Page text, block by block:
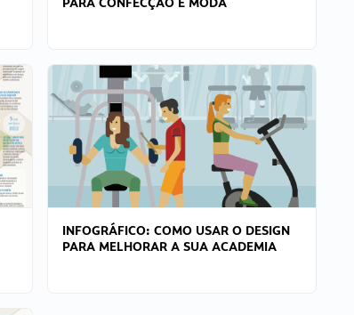
INFOGRÁFICO: COMO USAR O DESIGN
PARA MELHORAR A SUA ACADEMIA